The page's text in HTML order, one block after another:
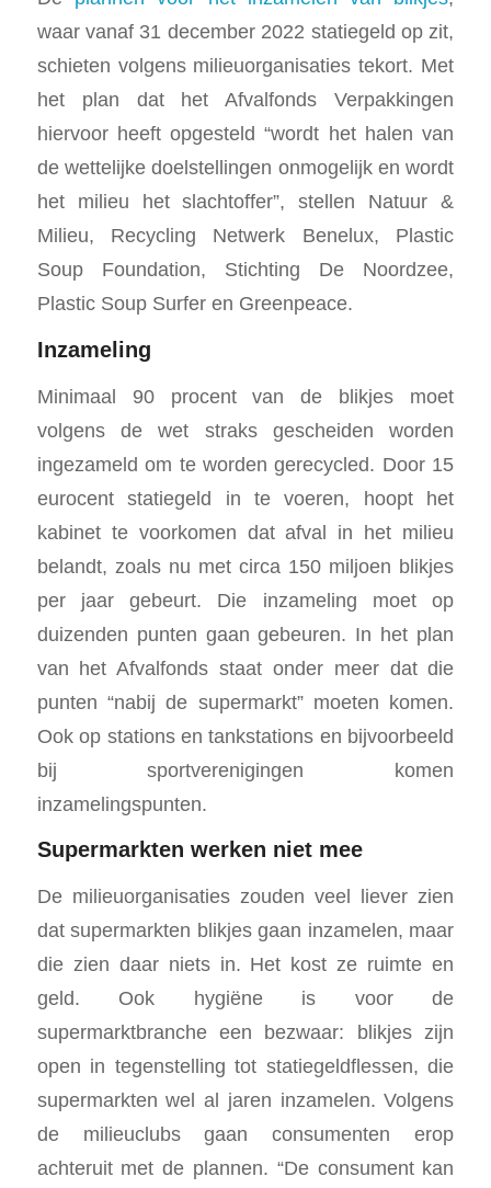
waar vanaf 31 december 2022 statiegeld op zit,
schieten volgens milieuorganisaties tekort. Met
het plan dat het Afvalfonds Verpakkingen
hiervoor heeft opgesteld “wordt het halen van
de wettelijke doelstellingen onmogelijk en wordt
het milieu het slachtoffer”, stellen Natuur &
Milieu, Recycling Netwerk Benelux, Plastic
Soup Foundation, Stichting De Noordzee,
Plastic Soup Surfer en Greenpeace.
Inzameling
Minimaal 90 procent van de blikjes moet
volgens de wet straks gescheiden worden
ingezameld om te worden gerecycled. Door 15
eurocent statiegeld in te voeren, hoopt het
kabinet te voorkomen dat afval in het milieu
belandt, zoals nu met circa 150 miljoen blikjes
per jaar gebeurt. Die inzameling moet op
duizenden punten gaan gebeuren. In het plan
van het Afvalfonds staat onder meer dat die
punten “nabij de supermarkt” moeten komen.
Ook op stations en tankstations en bijvoorbeeld
bij sportverenigingen komen
inzamelingspunten.
Supermarkten werken niet mee
De milieuorganisaties zouden veel liever zien
dat supermarkten blikjes gaan inzamelen, maar
die zien daar niets in. Het kost ze ruimte en
geld. Ook hygiëne is voor de
supermarktbranche een bezwaar: blikjes zijn
open in tegenstelling tot statiegeldflessen, die
supermarkten wel al jaren inzamelen. Volgens
de milieuclubs gaan consumenten erop
achteruit met de plannen. “De consument kan